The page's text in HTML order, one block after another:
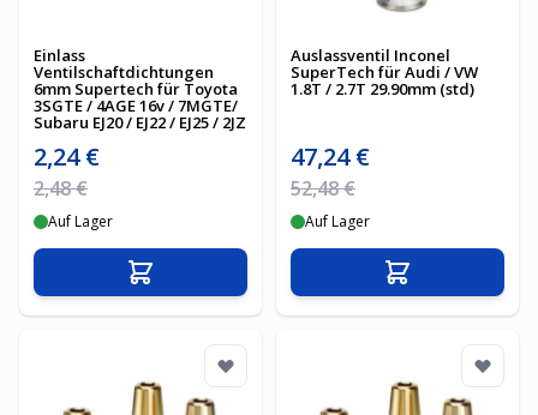
Einlass
Ventilschaftdichtungen
6mm Supertech für Toyota
3SGTE / 4AGE 16v / 7MGTE/
Subaru EJ20 / EJ22 / EJ25 / 2JZ
Sonderpreis
2,24 €
Regulärer Preis
2,48 €
Auf Lager
In den Warenkorb
Auslassventil Inconel
SuperTech für Audi / VW
1.8T / 2.7T 29.90mm (std)
Sonderpreis
47,24 €
Regulärer Preis
52,48 €
Auf Lager
In den